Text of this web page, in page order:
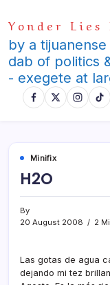
to
content
Yonder Lies
by a
dab of politics
- exegete at
Minifix
H2O
By
20 August 2008
2
Las gotas de agua
dejando mi tez